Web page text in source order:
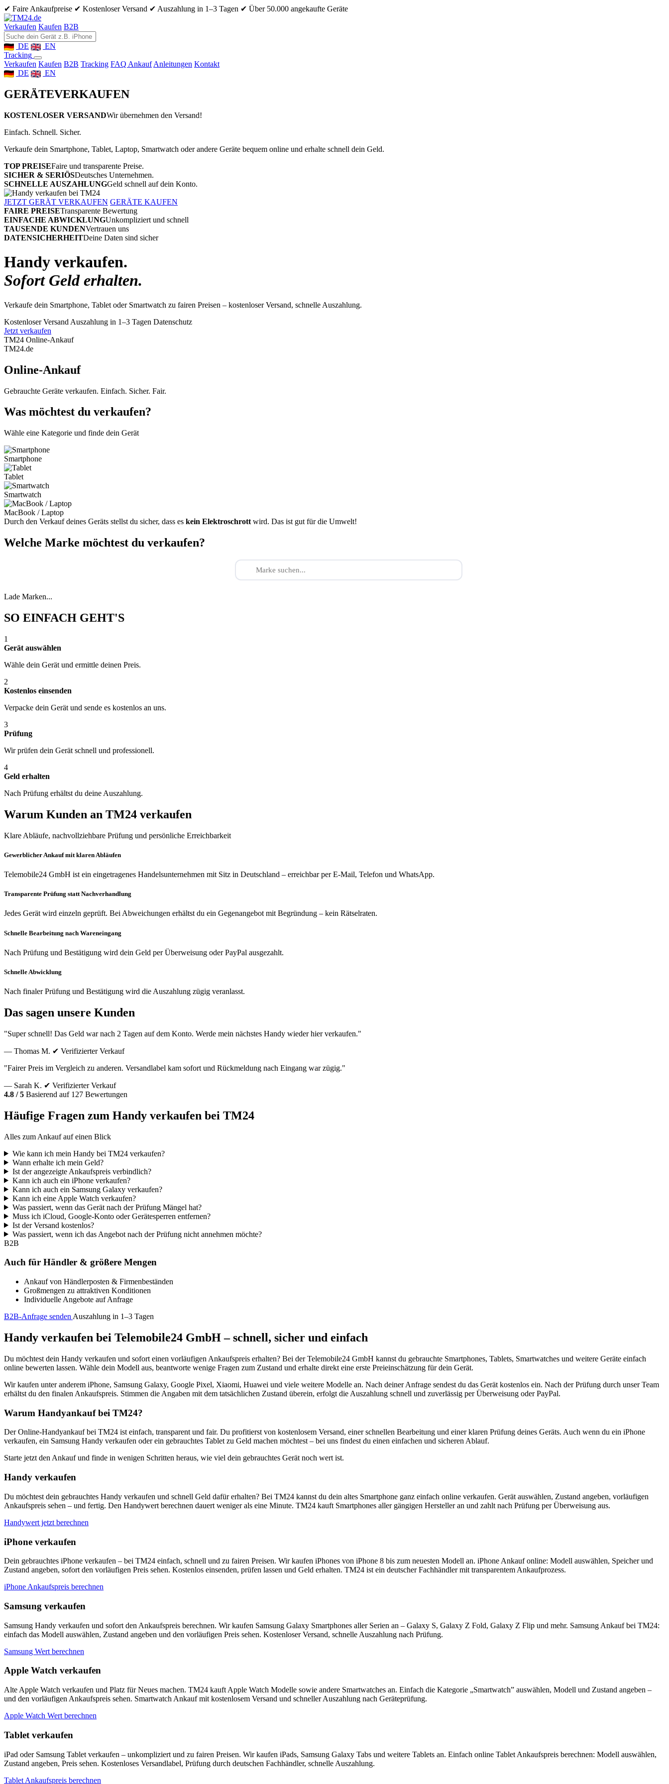
✔ Faire Ankaufpreise ✔ Kostenloser Versand ✔ Auszahlung in 1–3 Tagen ✔ Über 50.000 angekaufte Geräte
Verkaufen Kaufen B2B
DE
EN
Tracking
Verkaufen Kaufen B2B Tracking FAQ Ankauf Anleitungen Kontakt
DE
EN
GERÄTEVERKAUFEN
KOSTENLOSER VERSANDWir übernehmen den Versand!
Einfach. Schnell. Sicher.
Verkaufe dein Smartphone, Tablet, Laptop, Smartwatch oder andere Geräte bequem online und erhalte schnell dein Geld.
TOP PREISEFaire und transparente Preise.
SICHER & SERIÖSDeutsches Unternehmen.
SCHNELLE AUSZAHLUNGGeld schnell auf dein Konto.
JETZT GERÄT VERKAUFEN GERÄTE KAUFEN
FAIRE PREISETransparente Bewertung
EINFACHE ABWICKLUNGUnkompliziert und schnell
TAUSENDE KUNDENVertrauen uns
DATENSICHERHEITDeine Daten sind sicher
Handy verkaufen.
Sofort Geld erhalten.
Verkaufe dein Smartphone, Tablet oder Smartwatch zu fairen Preisen – kostenloser Versand, schnelle Auszahlung.
Kostenloser Versand Auszahlung in 1–3 Tagen Datenschutz
Jetzt verkaufen
TM24 Online-Ankauf
TM24.de
Online-Ankauf
Gebrauchte Geräte verkaufen. Einfach. Sicher. Fair.
Was möchtest du verkaufen?
Wähle eine Kategorie und finde dein Gerät
Smartphone
Tablet
Smartwatch
MacBook / Laptop
Durch den Verkauf deines Geräts stellst du sicher, dass es kein Elektroschrott wird. Das ist gut für die Umwelt!
Welche Marke möchtest du verkaufen?
Lade Marken...
SO EINFACH GEHT'S
1
Gerät auswählen
Wähle dein Gerät und ermittle deinen Preis.
2
Kostenlos einsenden
Verpacke dein Gerät und sende es kostenlos an uns.
3
Prüfung
Wir prüfen dein Gerät schnell und professionell.
4
Geld erhalten
Nach Prüfung erhältst du deine Auszahlung.
Warum Kunden an TM24 verkaufen
Klare Abläufe, nachvollziehbare Prüfung und persönliche Erreichbarkeit
Gewerblicher Ankauf mit klaren Abläufen
Telemobile24 GmbH ist ein eingetragenes Handelsunternehmen mit Sitz in Deutschland – erreichbar per E-Mail, Telefon und WhatsApp.
Transparente Prüfung statt Nachverhandlung
Jedes Gerät wird einzeln geprüft. Bei Abweichungen erhältst du ein Gegenangebot mit Begründung – kein Rätselraten.
Schnelle Bearbeitung nach Wareneingang
Nach Prüfung und Bestätigung wird dein Geld per Überweisung oder PayPal ausgezahlt.
Schnelle Abwicklung
Nach finaler Prüfung und Bestätigung wird die Auszahlung zügig veranlasst.
Das sagen unsere Kunden
"Super schnell! Das Geld war nach 2 Tagen auf dem Konto. Werde mein nächstes Handy wieder hier verkaufen."
— Thomas M. ✔ Verifizierter Verkauf
"Fairer Preis im Vergleich zu anderen. Versandlabel kam sofort und Rückmeldung nach Eingang war zügig."
— Sarah K. ✔ Verifizierter Verkauf
4.8 / 5 Basierend auf 127 Bewertungen
Häufige Fragen zum Handy verkaufen bei TM24
Alles zum Ankauf auf einen Blick
Wie kann ich mein Handy bei TM24 verkaufen?
Wann erhalte ich mein Geld?
Ist der angezeigte Ankaufspreis verbindlich?
Kann ich auch ein iPhone verkaufen?
Kann ich auch ein Samsung Galaxy verkaufen?
Kann ich eine Apple Watch verkaufen?
Was passiert, wenn das Gerät nach der Prüfung Mängel hat?
Muss ich iCloud, Google-Konto oder Gerätesperren entfernen?
Ist der Versand kostenlos?
Was passiert, wenn ich das Angebot nach der Prüfung nicht annehmen möchte?
B2B
Auch für Händler & größere Mengen
Ankauf von Händlerposten & Firmenbeständen
Großmengen zu attraktiven Konditionen
Individuelle Angebote auf Anfrage
B2B-Anfrage senden Auszahlung in 1–3 Tagen
Handy verkaufen bei Telemobile24 GmbH – schnell, sicher und einfach
Du möchtest dein Handy verkaufen und sofort einen vorläufigen Ankaufspreis erhalten? Bei der Telemobile24 GmbH kannst du gebrauchte Smartphones, Tablets, Smartwatches und weitere Geräte einfach
online bewerten lassen. Wähle dein Modell aus, beantworte wenige Fragen zum Zustand und erhalte direkt eine erste Preieinschätzung für dein Gerät.
Wir kaufen unter anderem iPhone, Samsung Galaxy, Google Pixel, Xiaomi, Huawei und viele weitere Modelle an. Nach deiner Anfrage sendest du das Gerät kostenlos ein. Nach der Prüfung durch unser Team
erhältst du den finalen Ankaufspreis. Stimmen die Angaben mit dem tatsächlichen Zustand überein, erfolgt die Auszahlung schnell und zuverlässig per Überweisung oder PayPal.
Warum Handyankauf bei TM24?
Der Online-Handyankauf bei TM24 ist einfach, transparent und fair. Du profitierst von kostenlosem Versand, einer schnellen Bearbeitung und einer klaren Prüfung deines Geräts. Auch wenn du ein iPhone
verkaufen, ein Samsung Handy verkaufen oder ein gebrauchtes Tablet zu Geld machen möchtest – bei uns findest du einen einfachen und sicheren Ablauf.
Starte jetzt den Ankauf und finde in wenigen Schritten heraus, wie viel dein gebrauchtes Gerät noch wert ist.
Handy verkaufen
Du möchtest dein gebrauchtes Handy verkaufen und schnell Geld dafür erhalten? Bei TM24 kannst du dein altes Smartphone ganz einfach online verkaufen. Gerät auswählen, Zustand angeben, vorläufigen
Ankaufspreis sehen – und fertig. Den Handywert berechnen dauert weniger als eine Minute. TM24 kauft Smartphones aller gängigen Hersteller an und zahlt nach Prüfung per Überweisung aus.
Handywert jetzt berechnen
iPhone verkaufen
Dein gebrauchtes iPhone verkaufen – bei TM24 einfach, schnell und zu fairen Preisen. Wir kaufen iPhones von iPhone 8 bis zum neuesten Modell an. iPhone Ankauf online: Modell auswählen, Speicher und
Zustand angeben, sofort den vorläufigen Preis sehen. Kostenlos einsenden, prüfen lassen und Geld erhalten. TM24 ist ein deutscher Fachhändler mit transparentem Ankaufprozess.
iPhone Ankaufspreis berechnen
Samsung verkaufen
Samsung Handy verkaufen und sofort den Ankaufspreis berechnen. Wir kaufen Samsung Galaxy Smartphones aller Serien an – Galaxy S, Galaxy Z Fold, Galaxy Z Flip und mehr. Samsung Ankauf bei TM24:
einfach das Modell auswählen, Zustand angeben und den vorläufigen Preis sehen. Kostenloser Versand, schnelle Auszahlung nach Prüfung.
Samsung Wert berechnen
Apple Watch verkaufen
Alte Apple Watch verkaufen und Platz für Neues machen. TM24 kauft Apple Watch Modelle sowie andere Smartwatches an. Einfach die Kategorie „Smartwatch” auswählen, Modell und Zustand angeben –
und den vorläufigen Ankaufspreis sehen. Smartwatch Ankauf mit kostenlosem Versand und schneller Auszahlung nach Geräteprüfung.
Apple Watch Wert berechnen
Tablet verkaufen
iPad oder Samsung Tablet verkaufen – unkompliziert und zu fairen Preisen. Wir kaufen iPads, Samsung Galaxy Tabs und weitere Tablets an. Einfach online Tablet Ankaufspreis berechnen: Modell auswählen,
Zustand angeben, Preis sehen. Kostenloses Versandlabel, Prüfung durch deutschen Fachhändler, schnelle Auszahlung.
Tablet Ankaufspreis berechnen